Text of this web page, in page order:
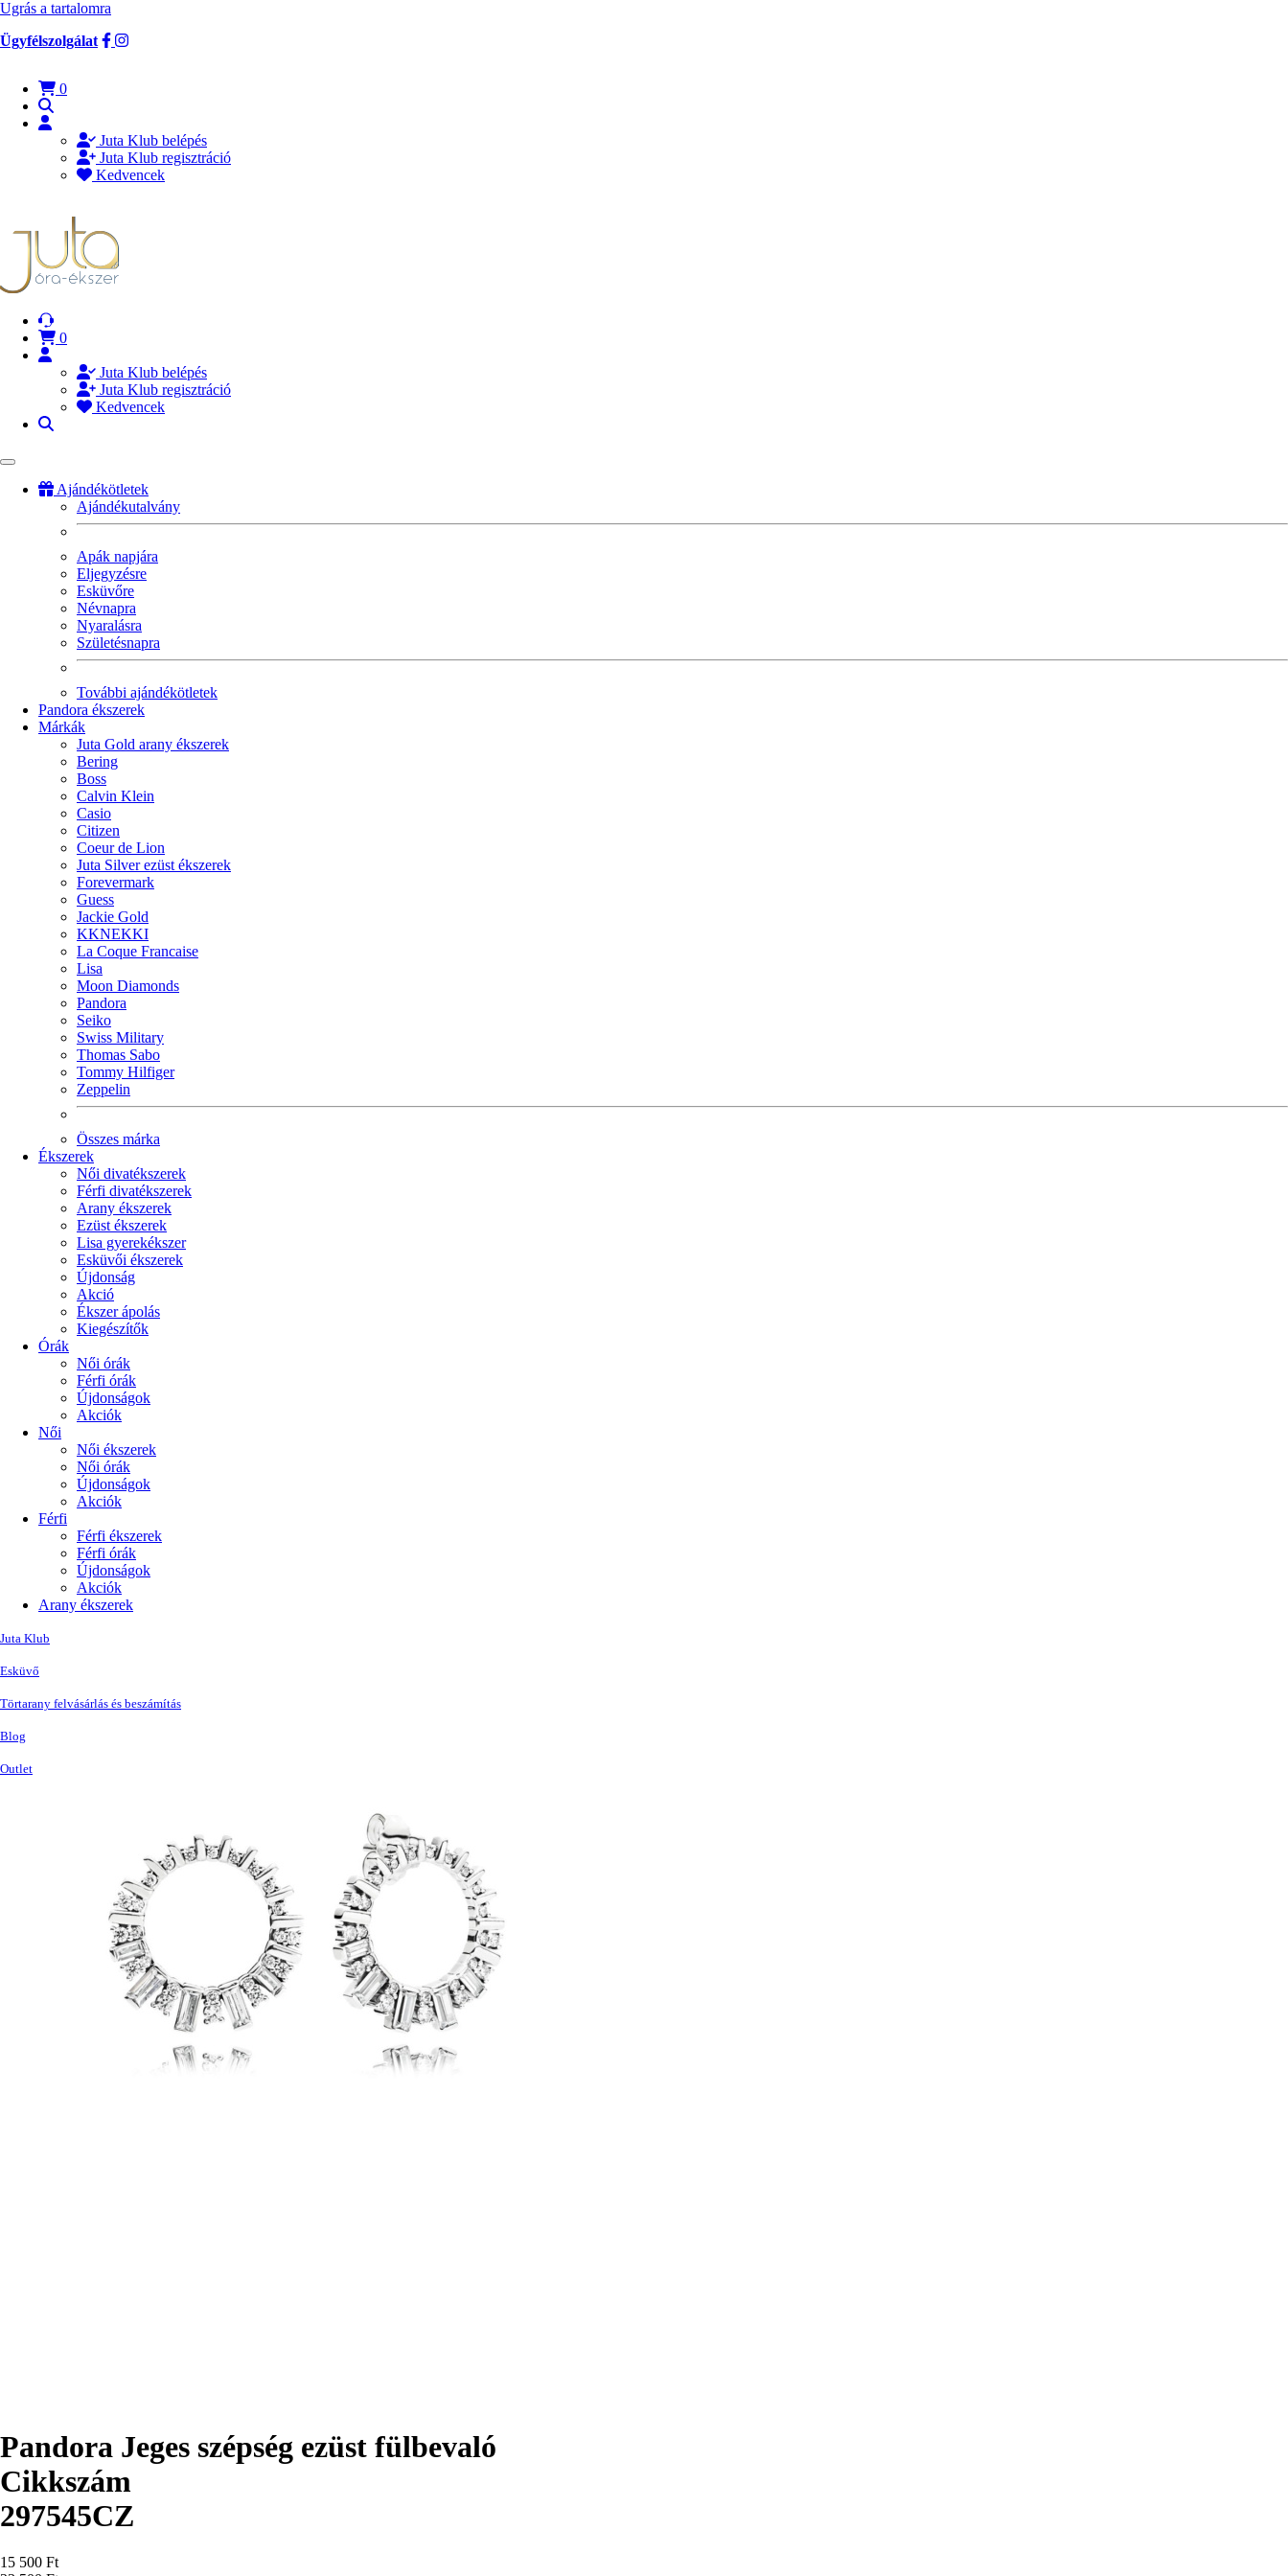
Ugrás a tartalomra
Ügyfélszolgálat
0
Juta Klub belépés
Juta Klub regisztráció
Kedvencek
0
Juta Klub belépés
Juta Klub regisztráció
Kedvencek
Ajándékötletek
Ajándékutalvány
Apák napjára
Eljegyzésre
Esküvőre
Névnapra
Nyaralásra
Születésnapra
További ajándékötletek
Pandora ékszerek
Márkák
Juta Gold arany ékszerek
Bering
Boss
Calvin Klein
Casio
Citizen
Coeur de Lion
Juta Silver ezüst ékszerek
Forevermark
Guess
Jackie Gold
KKNEKKI
La Coque Francaise
Lisa
Moon Diamonds
Pandora
Seiko
Swiss Military
Thomas Sabo
Tommy Hilfiger
Zeppelin
Összes márka
Ékszerek
Női divatékszerek
Férfi divatékszerek
Arany ékszerek
Ezüst ékszerek
Lisa gyerekékszer
Esküvői ékszerek
Újdonság
Akció
Ékszer ápolás
Kiegészítők
Órák
Női órák
Férfi órák
Újdonságok
Akciók
Női
Női ékszerek
Női órák
Újdonságok
Akciók
Férfi
Férfi ékszerek
Férfi órák
Újdonságok
Akciók
Arany ékszerek
Juta Klub
Esküvő
Törtarany felvásárlás és beszámítás
Blog
Outlet
Pandora Jeges szépség ezüst fülbevaló
Cikkszám
297545CZ
Ár
15 500 Ft